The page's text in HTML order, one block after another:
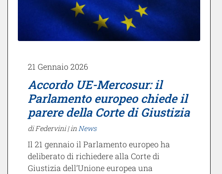
21 Gennaio 2026
Accordo UE-Mercosur: il
Parlamento europeo chiede il
parere della Corte di Giustizia
di Federvini |inNews
Il 21 gennaio il Parlamento europeo ha
deliberato di richiedere alla Corte di
Giustizia dell’Unione europea una